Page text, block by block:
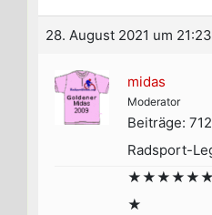
28. August 2021 um
midas
Moderator
Beiträge:
Radsport-
★